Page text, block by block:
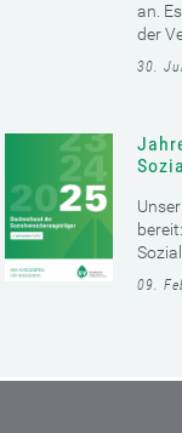
an.
der
30.
09.